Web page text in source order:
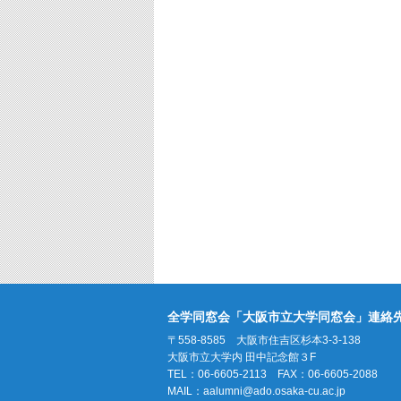
全学同窓会「大阪市立大学同窓会」連絡
〒558-8585 大阪市住吉区杉本3-3-138
大阪市立大学内 田中記念館３F
TEL：06-6605-2113 FAX：06-6605-2088
MAIL： aalumni@ado.osaka-cu.ac.jp